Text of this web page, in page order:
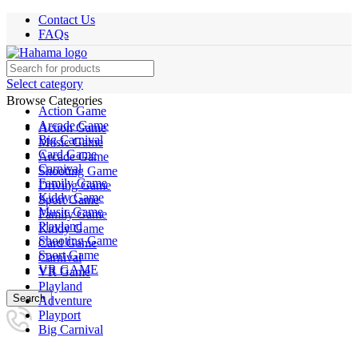
Contact Us
FAQs
Select category
Action Game
Arcade Game
Big Carnival
Card Game
Carnival
Family Game
Kiddy Game
Music Game
Playland
Shooting Game
Sport Game
VR GAME
Search
Browse Categories
Action Game
Music Game
Arcade Game
Shooting Game
Driving Game
Sport Game
Family Game
Kiddy Game
Card Game
Carnival
VR Game
Playland
Adventure
Playport
Big Carnival